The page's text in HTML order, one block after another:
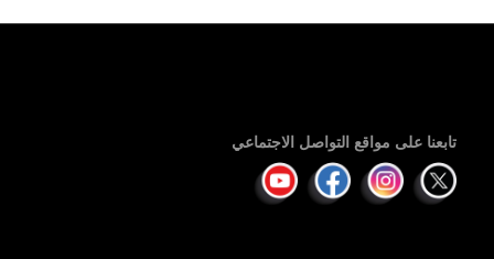
تابعنا على مواقع التواصل الاجتماعي